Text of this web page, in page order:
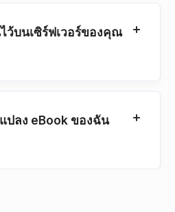
ว้บนเซิร์ฟเวอร์ของคุณ
ปลง eBook ของฉัน